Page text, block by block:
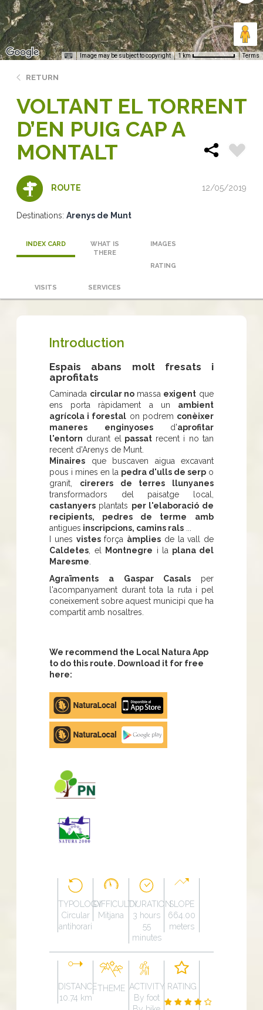
Image may be subject to copyright 1 km Terms
RETURN
VOLTANT EL TORRENT
D’EN PUIG CAP A
MONTALT
ROUTE 12/05/2019
Destinations: Arenys de Munt
INDEX CARD
WHAT IS
THERE
IMAGES
RATING
VISITS SERVICES
Introduction
Espais abans molt fresats i
aprofitats
Caminada circular no massa exigent que
ens porta ràpidament a un ambient
agrícola i forestal on podrem conèixer
maneres enginyosesd'aprofitar
l'entorn durant el passatrecent i no tan
recent d'Arenys de Munt.
Minaires que buscaven aigua excavant
pous i mines en la pedra d'ulls de serp o
granit, cirerers de terres llunyanes
transformadors del paisatge local,
castanyers plantats per l'elaboració de
recipients, pedres de terme
amb
antigues inscripcions, camins rals
I unes vistesforça àmplies de la vall de
Caldetes , el Montnegre i la plana del
Maresme
Agraïments a Gaspar Casals per
l'acompanyament durant tota la ruta i pel
coneixement sobre aquest municipi que ha
compartit amb nosaltres.
We recommend the Local Natura App
to do this route. Download it for free
here:
Apple
store
Google
Play
TYPOLOGY
Circular
antihorari
DIFFICULTY
Mitjana
DURATION
3 hours
55
minutes
SLOPE
664.00
meters
DISTANCE
10.74 km
THEME ACTIVITY
By foot
RATING